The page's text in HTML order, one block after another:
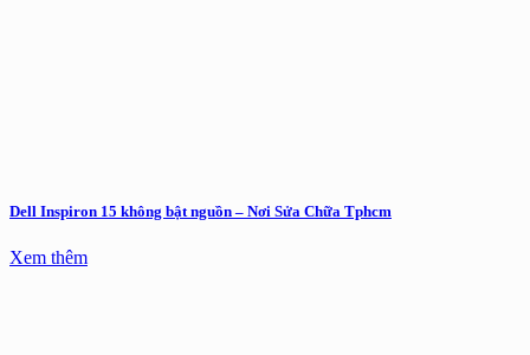
Dell Inspiron 15 không bật nguồn – Nơi Sửa Chữa Tphcm
Xem thêm